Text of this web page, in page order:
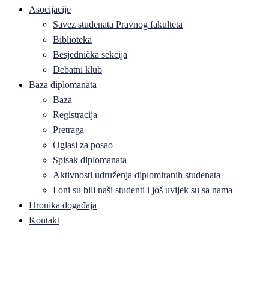
Asocijacije
Savez studenata Pravnog fakulteta
Biblioteka
Besjednička sekcija
Debatni klub
Baza diplomanata
Baza
Registracija
Pretraga
Oglasi za posao
Spisak diplomanata
Aktivnosti udruženja diplomiranih studenata
I oni su bili naši studenti i još uvijek su sa nama
Hronika događaja
Kontakt